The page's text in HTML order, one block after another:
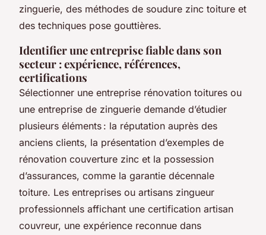
zinguerie, des méthodes de soudure zinc toiture et
des techniques pose gouttières.
Identifier une entreprise fiable dans son
secteur : expérience, références,
certifications
Sélectionner une entreprise rénovation toitures ou
une entreprise de zinguerie demande d’étudier
plusieurs éléments : la réputation auprès des
anciens clients, la présentation d’exemples de
rénovation couverture zinc et la possession
d’assurances, comme la garantie décennale
toiture. Les entreprises ou artisans zingueur
professionnels affichant une certification artisan
couvreur, une expérience reconnue dans